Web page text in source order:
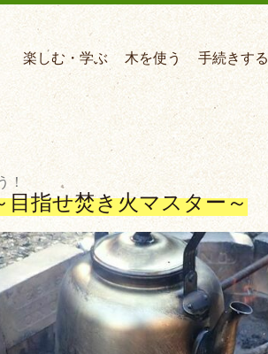
楽しむ・学ぶ 木を使う 手続きする
！
指せ焚き火マスター～